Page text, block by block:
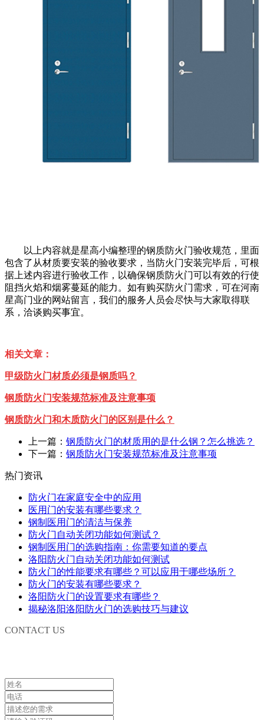
以上内容就是星高小编整理的钢质防火门验收规范，里面
包含了从材质要安装的验收要求，当防火门安装完毕后，可根
据上述内容进行验收工作，以确保钢质防火门可以有效的行使
阻挡火焰和烟雾蔓延的能力。如有购买防火门需求，可在河南
星高门业的网站留言，我们的服务人员会尽快与大家取得联
系，洽谈购买事宜。
相关文章：
甲级防火门材质必须是钢质吗？
钢质防火门安装规范标准及注意事项
钢质防火门和木质防火门的区别是什么？
上一篇： 钢质防火门的材质用的是什么钢？怎么挑选？
下一篇： 钢质防火门安装规范标准及注意事项
热门资讯
防火门在家庭安全中的应用
医用门的安装有哪些要求？
钢制医用门的清洁与保养
防火门自动关闭功能如何测试？
钢制医用门的选购指南：你需要知道的要点
洛阳防火门自动关闭功能如何测试
防火门的性能要求有哪些？可以应用于哪些场所？
防火门的安装有哪些要求？
洛阳防火门的设置要求有哪些？
揭秘洛阳洛阳防火门的选购技巧与建议
CONTACT US